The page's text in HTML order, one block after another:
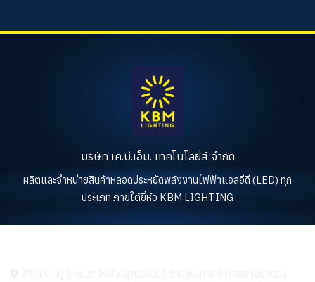
บริษัท เค.บี.เอ็ม. เทคโนโลยี่ส์ จำกัด
ผลิตและจำหน่ายสินค้าหลอดประหยัดพลังงานไฟฟ้าแอลอีดี (LED) ทุก
ประเภท ภายใต้ยี่ห้อ KBM LIGHTING